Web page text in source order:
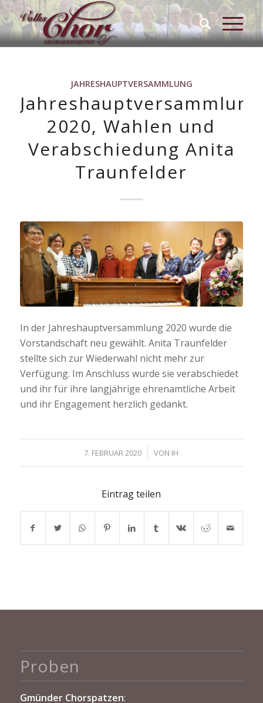
JAHRESHAUPTVERSAMMLUNG
Jahreshauptversammlung
2020, Wahlen und
Verabschiedung Anita
Traunfelder
In der Jahreshauptversammlung 2020 wurde die
Vorstandschaft neu gewählt. Anita Traunfelder
stellte sich zur Wiederwahl nicht mehr zur
Verfügung. Im Anschluss wurde sie verabschiedet
und ihr für ihre langjährige ehrenamtliche Arbeit
und ihr Engagement herzlich gedankt.
7. FEBRUAR 2020
/ VON IH
Eintrag teilen
Proben
Gmünder Chorspatzen: